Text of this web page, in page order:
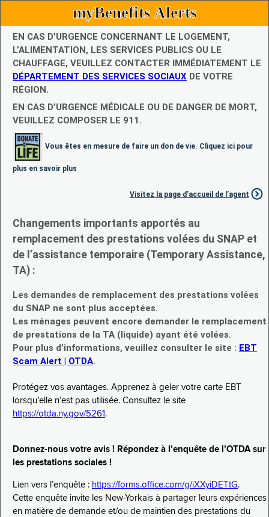
myBenefits Alerts
EN CAS D’URGENCE CONCERNANT LE LOGEMENT,
L’ALIMENTATION, LES SERVICES PUBLICS OU LE
CHAUFFAGE, VEUILLEZ CONTACTER IMMÉDIATEMENT LE
DÉPARTEMENT DES SERVICES SOCIAUX DE VOTRE
RÉGION.
EN CAS D’URGENCE MÉDICALE OU DE DANGER DE MORT,
VEUILLEZ COMPOSER LE 911.
Vous êtes en mesure de faire un don de vie. Cliquez ici pour
plus en savoir plus
Visitez la page d’accueil de l’agent
Changements importants apportés au
remplacement des prestations volées du SNAP et
de l’assistance temporaire (Temporary Assistance,
TA) :
Les demandes de remplacement des prestations volées
du SNAP ne sont plus acceptées.
Les ménages peuvent encore demander le remplacement
de prestations de la TA (liquide) ayant été volées.
Pour plus d’informations, veuillez consulter le site : EBT
Scam Alert | OTDA.
Protégez vos avantages. Apprenez à geler votre carte EBT
lorsqu’elle n’est pas utilisée. Consultez le site
https://otda.ny.gov/5261 .
Donnez-nous votre avis ! Répondez à l’enquête de l’OTDA sur
les prestations sociales !
Lien vers l’enquête : https://forms.office.com/g/iXXyiDETtG.
Cette enquête invite les New-Yorkais à partager leurs expériences
en matière de demande et/ou de maintien des prestations du